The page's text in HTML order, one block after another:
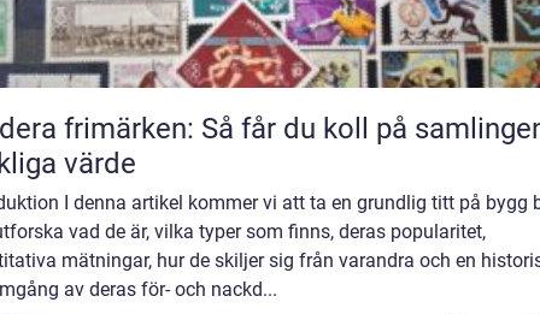
frimärken: Så får du koll på
värde
I denna artikel kommer vi att ta en grundlig titt på bygg
vad de är, vilka typer som finns, deras popularitet,
mätningar, hur de skiljer sig från varandra och en
av deras för- och nackd...